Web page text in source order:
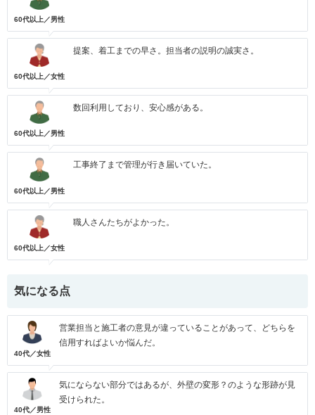
60代以上／男性
60代以上／女性
提案、着工までの早さ。担当者の説明の誠実さ。
60代以上／男性
数回利用しており、安心感がある。
60代以上／男性
工事終了まで管理が行き届いていた。
60代以上／女性
職人さんたちがよかった。
気になる点
40代／女性
営業担当と施工者の意見が違っていることがあって、どちらを
信用すればよいか悩んだ。
40代／男性
気にならない部分ではあるが、外壁の変形？のような形跡が見
受けられた。